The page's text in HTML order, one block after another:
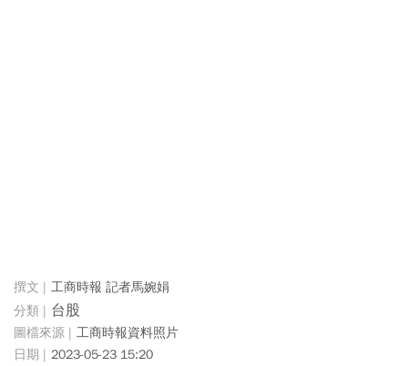
工商時報 記者馬婉娟
台股
工商時報資料照片
2023-05-23 15:20